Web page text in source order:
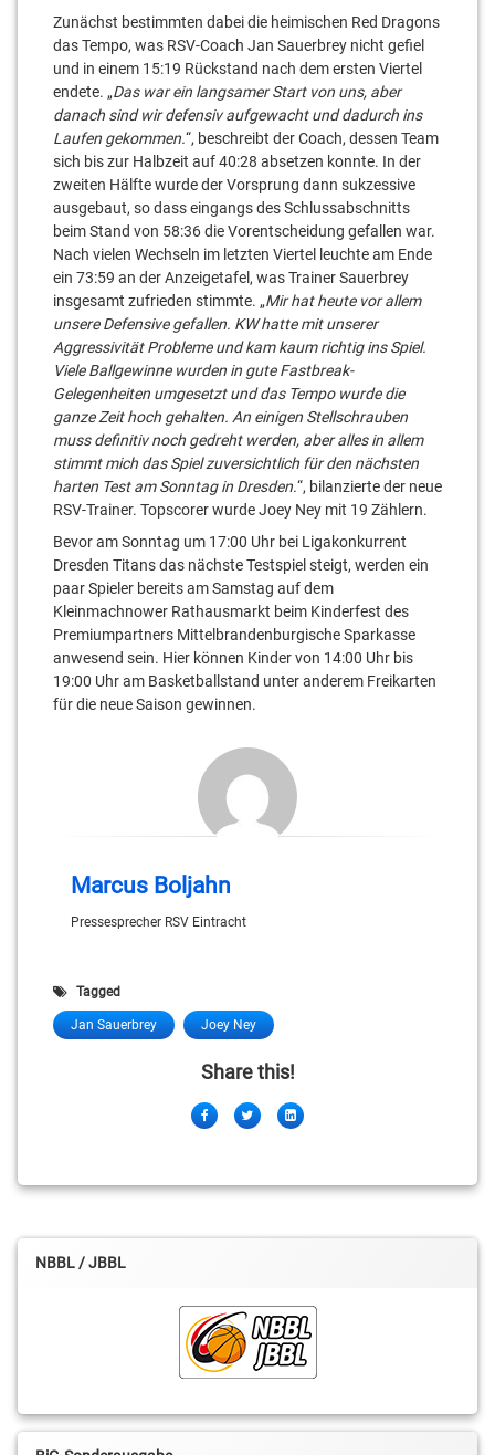
Zunächst bestimmten dabei die heimischen Red Dragons
das Tempo, was RSV-Coach Jan Sauerbrey nicht gefiel
und in einem 15:19 Rückstand nach dem ersten Viertel
endete. „Das war ein langsamer Start von uns, aber
danach sind wir defensiv aufgewacht und dadurch ins
Laufen gekommen.“, beschreibt der Coach, dessen Team
sich bis zur Halbzeit auf 40:28 absetzen konnte. In der
zweiten Hälfte wurde der Vorsprung dann sukzessive
ausgebaut, so dass eingangs des Schlussabschnitts
beim Stand von 58:36 die Vorentscheidung gefallen war.
Nach vielen Wechseln im letzten Viertel leuchte am Ende
ein 73:59 an der Anzeigetafel, was Trainer Sauerbrey
insgesamt zufrieden stimmte. „Mir hat heute vor allem
unsere Defensive gefallen. KW hatte mit unserer
Aggressivität Probleme und kam kaum richtig ins Spiel.
Viele Ballgewinne wurden in gute Fastbreak-
Gelegenheiten umgesetzt und das Tempo wurde die
ganze Zeit hoch gehalten. An einigen Stellschrauben
muss definitiv noch gedreht werden, aber alles in allem
stimmt mich das Spiel zuversichtlich für den nächsten
harten Test am Sonntag in Dresden.“, bilanzierte der neue
RSV-Trainer. Topscorer wurde Joey Ney mit 19 Zählern.
Bevor am Sonntag um 17:00 Uhr bei Ligakonkurrent
Dresden Titans das nächste Testspiel steigt, werden ein
paar Spieler bereits am Samstag auf dem
Kleinmachnower Rathausmarkt beim Kinderfest des
Premiumpartners Mittelbrandenburgische Sparkasse
anwesend sein. Hier können Kinder von 14:00 Uhr bis
19:00 Uhr am Basketballstand unter anderem Freikarten
für die neue Saison gewinnen.
Marcus Boljahn
Pressesprecher RSV Eintracht
Tagged
Jan Sauerbrey Joey Ney
Share this!
FacebookTwitterLinkedIn
NBBL / JBBL